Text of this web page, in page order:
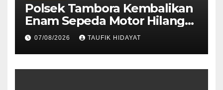
Polsek Tambora Kembalikan
Enam Sepeda Motor Hilang
kepada Pemilik, Wujud Nyata
Pelayanan Presisi Polri
07/08/2026 TAUFIK HIDAYAT